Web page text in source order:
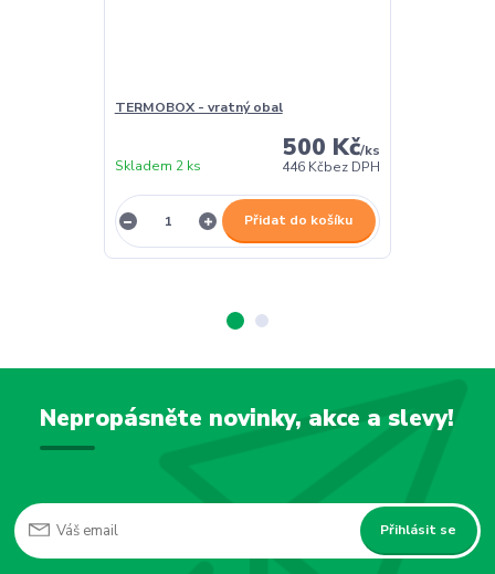
TERMOBOX - vratný obal
500 Kč/ks
446 Kčbez DPH
Skladem 2 ks
Přidat do košíku
Nepropásněte novinky, akce a slevy!
Přihlásit se